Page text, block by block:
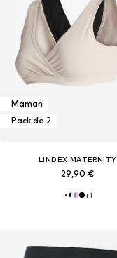
Maman
Pack de 2
LINDEX MATERNITY
29,90 €
+1